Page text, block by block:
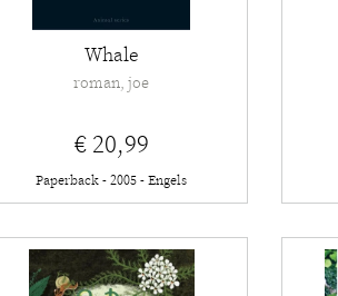
Whale
roman, joe
€ 20,99
Paperback - 2005 - Engels